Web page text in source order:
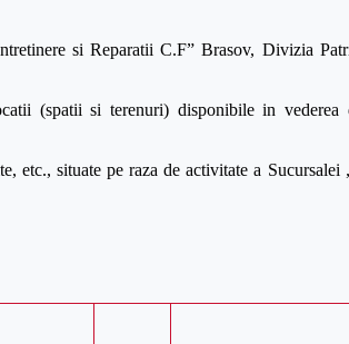
si Reparatii C.F” Brasov, Divizia
(spatii si terenuri) disponibile in vederea
etc., situate pe raza de activitate a